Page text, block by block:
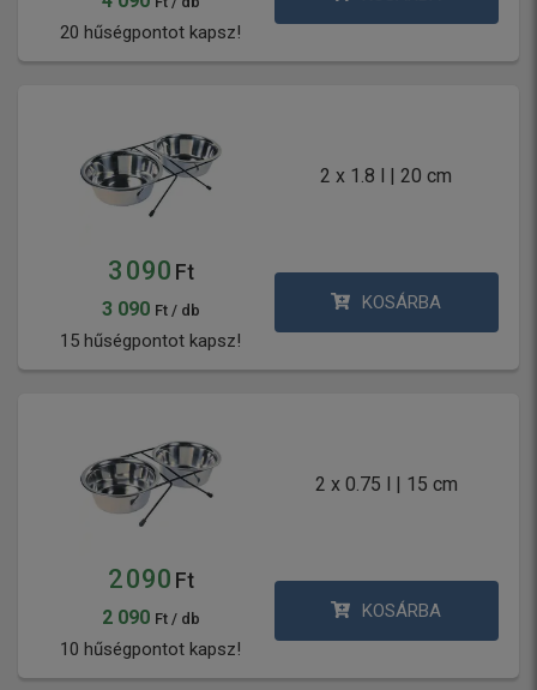
20 hűségpontot kapsz!
2 x 1.8 l | 20 cm
3 090 Ft
3 090 Ft / db
15 hűségpontot kapsz!
KOSÁRBA
2 x 0.75 l | 15 cm
2 090 Ft
2 090 Ft / db
10 hűségpontot kapsz!
KOSÁRBA